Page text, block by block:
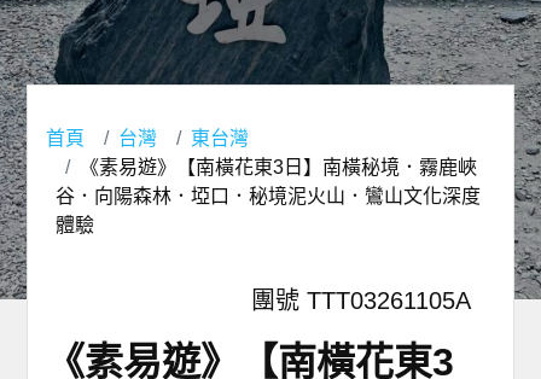
首頁 台灣
東台灣
《素易遊》【南橫花東3日】南橫秘境．霧鹿峽
谷．向陽森林．埡口．秘境泥火山．鸞山文化深度
體驗
團號 TTT03261105A
《素易遊》【南橫花東3